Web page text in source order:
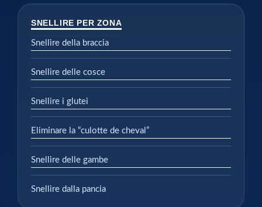
SNELLIRE PER ZONA
Snellire della braccia
Snellire delle cosce
Snellire i glutei
Eliminare la “culotte de cheval”
Snellire delle gambe
Snellire dalla pancia